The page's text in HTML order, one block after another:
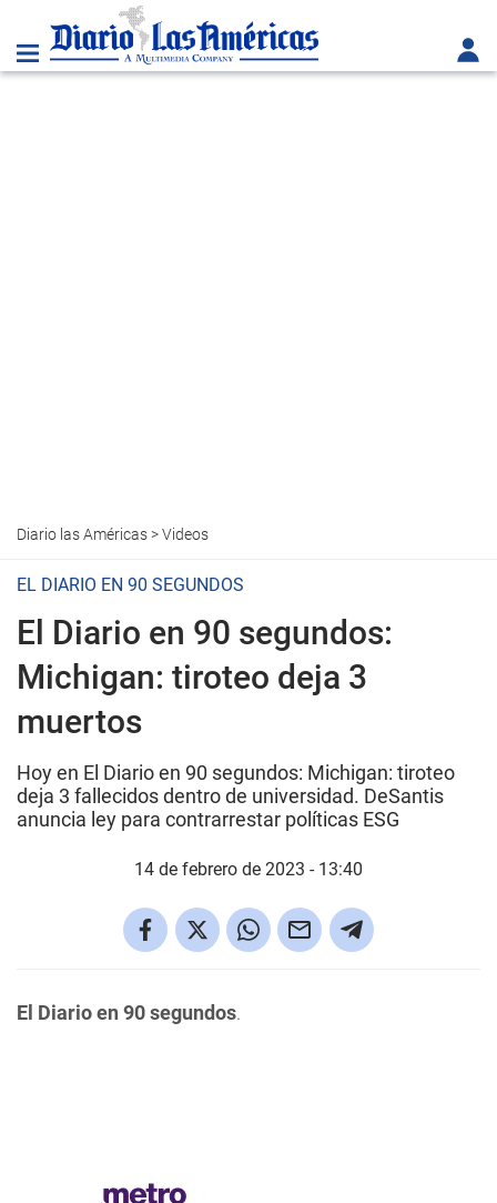
Diario las Américas>Videos
EL DIARIO EN 90 SEGUNDOS
El Diario en 90 segundos:
Michigan: tiroteo deja 3
muertos
Hoy en El Diario en 90 segundos: Michigan: tiroteo
deja 3 fallecidos dentro de universidad. DeSantis
anuncia ley para contrarrestar políticas ESG
14 de febrero de 2023 - 13:40
El Diario en 90 segundos.